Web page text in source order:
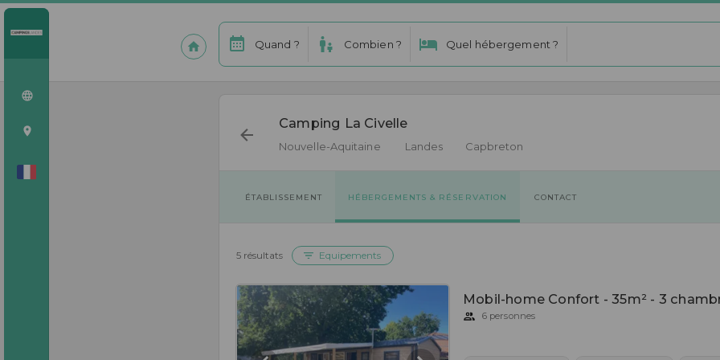
Quand ? Combien ? Quel hébergement ?
Camping La Civelle
Nouvelle-Aquitaine Landes Capbreton
ÉTABLISSEMENT HÉBERGEMENTS & RÉSERVATION CONTACT
5 résultats Equipements
Mobil-home Confort - 35m² - 3
6 personnes